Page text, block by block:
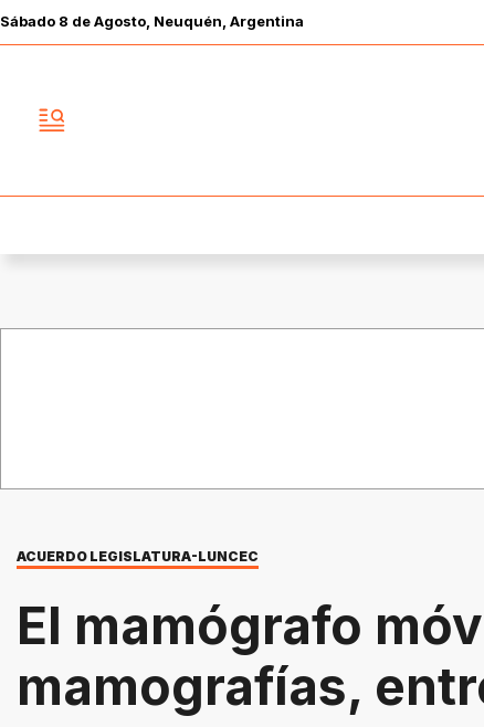
Sábado 8 deAgosto , Neuquén, Argentina
ACUERDO LEGISLATURA-LUNCEC
El mamógrafo
mamografías,